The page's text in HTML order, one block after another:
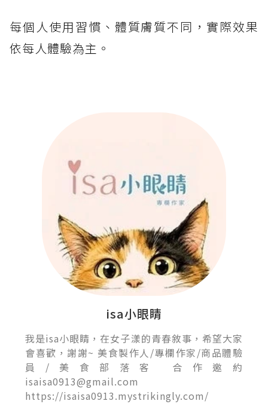
每個人使用習慣、體質膚質不同，實際效果
依每人體驗為主。
isa小眼睛
我是isa小眼睛，在女子漾的青春敘事，希望大家
會喜歡，謝謝~ 美食製作人/專欄作家/商品體驗
員/美食部落客 合作邀約
isaisa0913@gmail.com
https://isaisa0913.mystrikingly.com/